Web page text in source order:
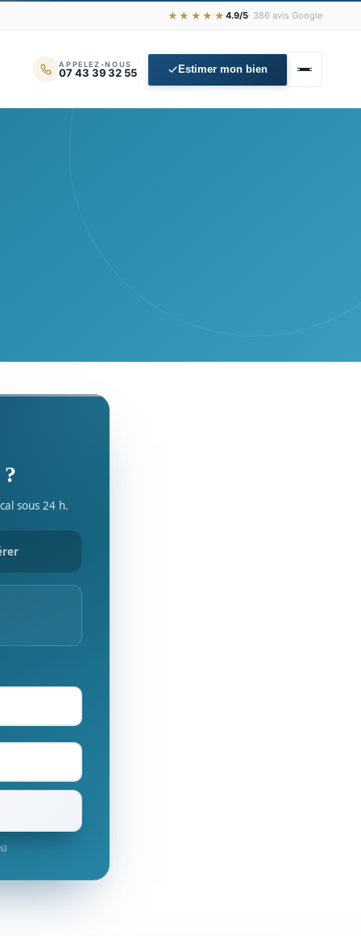
★★★★★ 4.9/5· 386 avis Google
APPELEZ-NOUS
07 43 39 32 55 Estimer mon bien
sous 24 h.